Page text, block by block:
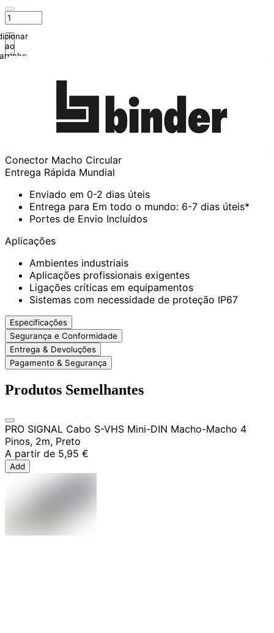
ao
Conector Macho Circular
Entrega Rápida Mundial
Enviado em 0-2 dias úteis
Entrega para Em todo o mundo: 6-7 dias úteis*
Portes de Envio Incluídos
Aplicações
Ambientes industriais
Aplicações profissionais exigentes
Ligações críticas em equipamentos
Sistemas com necessidade de proteção IP67
Especificações
Segurança e Conformidade
Entrega & Devoluções
Pagamento & Segurança
Produtos Semelhantes
PRO SIGNAL Cabo S-VHS Mini-DIN Macho-Macho 4
Pinos, 2m, Preto
A partir de 5,95 €
Add